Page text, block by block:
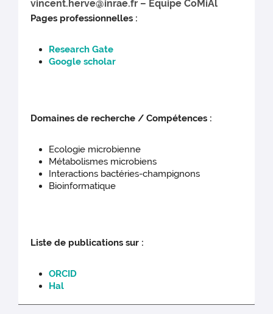
vincent.herve@inrae.fr – Équipe CoMiAl
Pages professionnelles :
Research Gate
Google scholar
Domaines de recherche / Compétences :
Ecologie microbienne
Métabolismes microbiens
Interactions bactéries-champignons
Bioinformatique
Liste de publications sur :
ORCID
Hal